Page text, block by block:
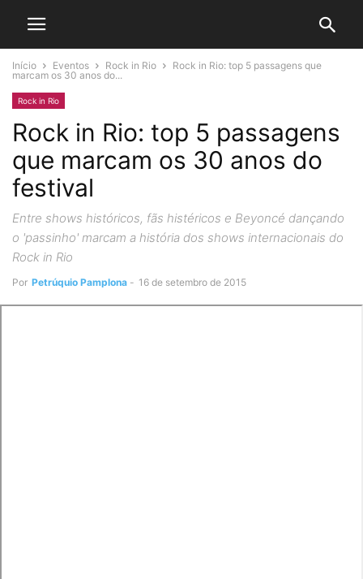
Início Eventos Rock in Rio
Rock in Rio: top 5 passagens que
marcam os 30 anos do...
Rock in Rio
Rock in Rio: top 5 passagens
que marcam os 30 anos do
festival
Entre shows históricos, fãs histéricos e Beyoncé dançando
o 'passinho' marcam a história dos shows internacionais do
Rock in Rio
Por Petrúquio Pamplona - 16 de setembro de 2015